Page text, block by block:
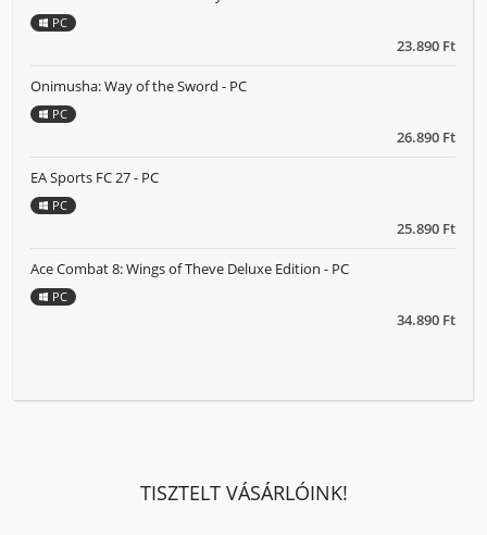
23.890 Ft
PC
26.890 Ft
Onimusha: Way of the Sword - PC
PC
25.890 Ft
EA Sports FC 27 - PC
PC
34.890 Ft
Ace Combat 8: Wings of Theve Deluxe Edition - PC
PC
TISZTELT VÁSÁRLÓINK!